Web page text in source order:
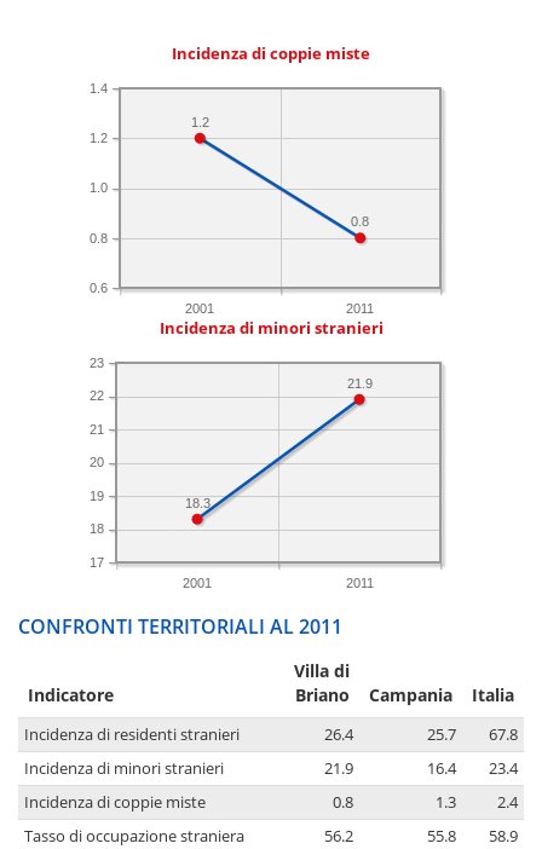
Incidenza di coppie miste
2001 2011
0.6
0.8
1.0
1.2
1.4
0.8
1.2
Incidenza di minori stranieri
2001 2011
17
18
19
20
21
22
23
21.9
18.3
CONFRONTI TERRITORIALI AL 2011
Indicatore
Villa di
Briano
Campania Italia
Incidenza di residenti stranieri 26.4 25.7
67.8
Incidenza di minori stranieri
21.9 16.4
23.4
Incidenza di coppie miste
0.8 1.3
2.4
Tasso di occupazione straniera
56.2 55.8
58.9